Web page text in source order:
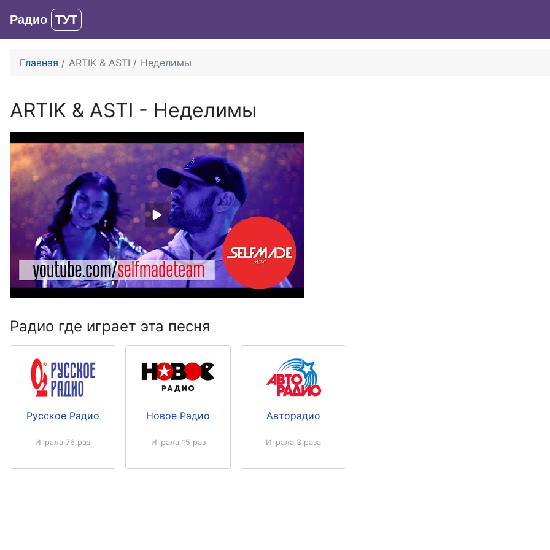
Радио ТУТ
Главная ARTIK & ASTI Неделимы
ARTIK & ASTI - Неделимы
Радио где играет эта песня
Играла 76 раз
Русское Радио
Играла 15 раз
Новое Радио
Играла 3 раза
Авторадио